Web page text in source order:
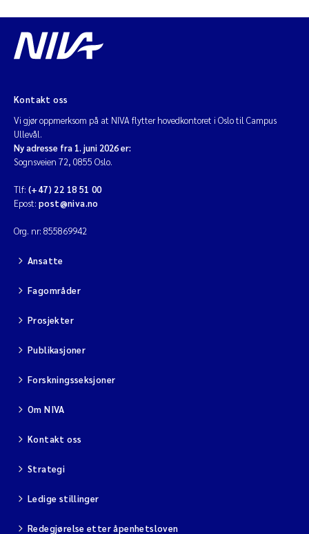
Kontakt oss
Vi gjør oppmerksom på at NIVA flytter hovedkontoret i Oslo til Campus
Ullevål.
Ny adresse fra 1. juni 2026 er:
Sognsveien 72, 0855 Oslo.
Tlf: (+47) 22 18 51 00
Epost: post@niva.no
Org. nr: 855869942
Ansatte
Fagområder
Prosjekter
Publikasjoner
Forskningsseksjoner
Om NIVA
Kontakt oss
Strategi
Ledige stillinger
Redegjørelse etter åpenhetsloven